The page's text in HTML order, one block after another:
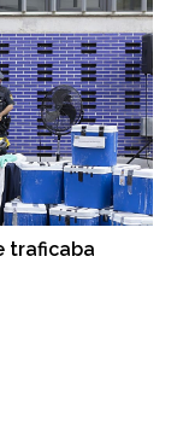
traficaba